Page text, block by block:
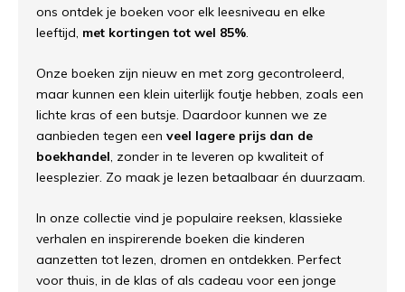
ons ontdek je boeken voor elk leesniveau en elke
leeftijd, met kortingen tot wel 85%.
Onze boeken zijn nieuw en met zorg gecontroleerd,
maar kunnen een klein uiterlijk foutje hebben, zoals een
lichte kras of een butsje. Daardoor kunnen we ze
aanbieden tegen een veel lagere prijs dan de
boekhandel, zonder in te leveren op kwaliteit of
leesplezier. Zo maak je lezen betaalbaar én duurzaam.
In onze collectie vind je populaire reeksen, klassieke
verhalen en inspirerende boeken die kinderen
aanzetten tot lezen, dromen en ontdekken. Perfect
voor thuis, in de klas of als cadeau voor een jonge